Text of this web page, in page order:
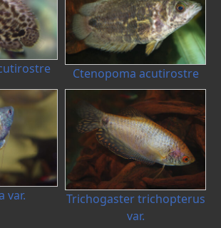
Ctenopoma acutirostre
var.
Trichogaster trichopterus
var.